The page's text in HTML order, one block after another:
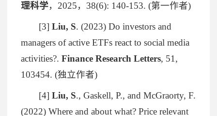
理科学，2025，38(6): 140-153. (第一作者)
[3]Liu, S. (2023) Do investors and
managers of active ETFs react to social media
activities?. Finance Research Letters, 51,
103454. (独立作者)
[4]Liu, S., Gaskell, P., and McGraorty, F.
(2022) Where and about what? Price relevant